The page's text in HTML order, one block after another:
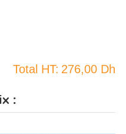
Total HT: 276,00 Dh
: